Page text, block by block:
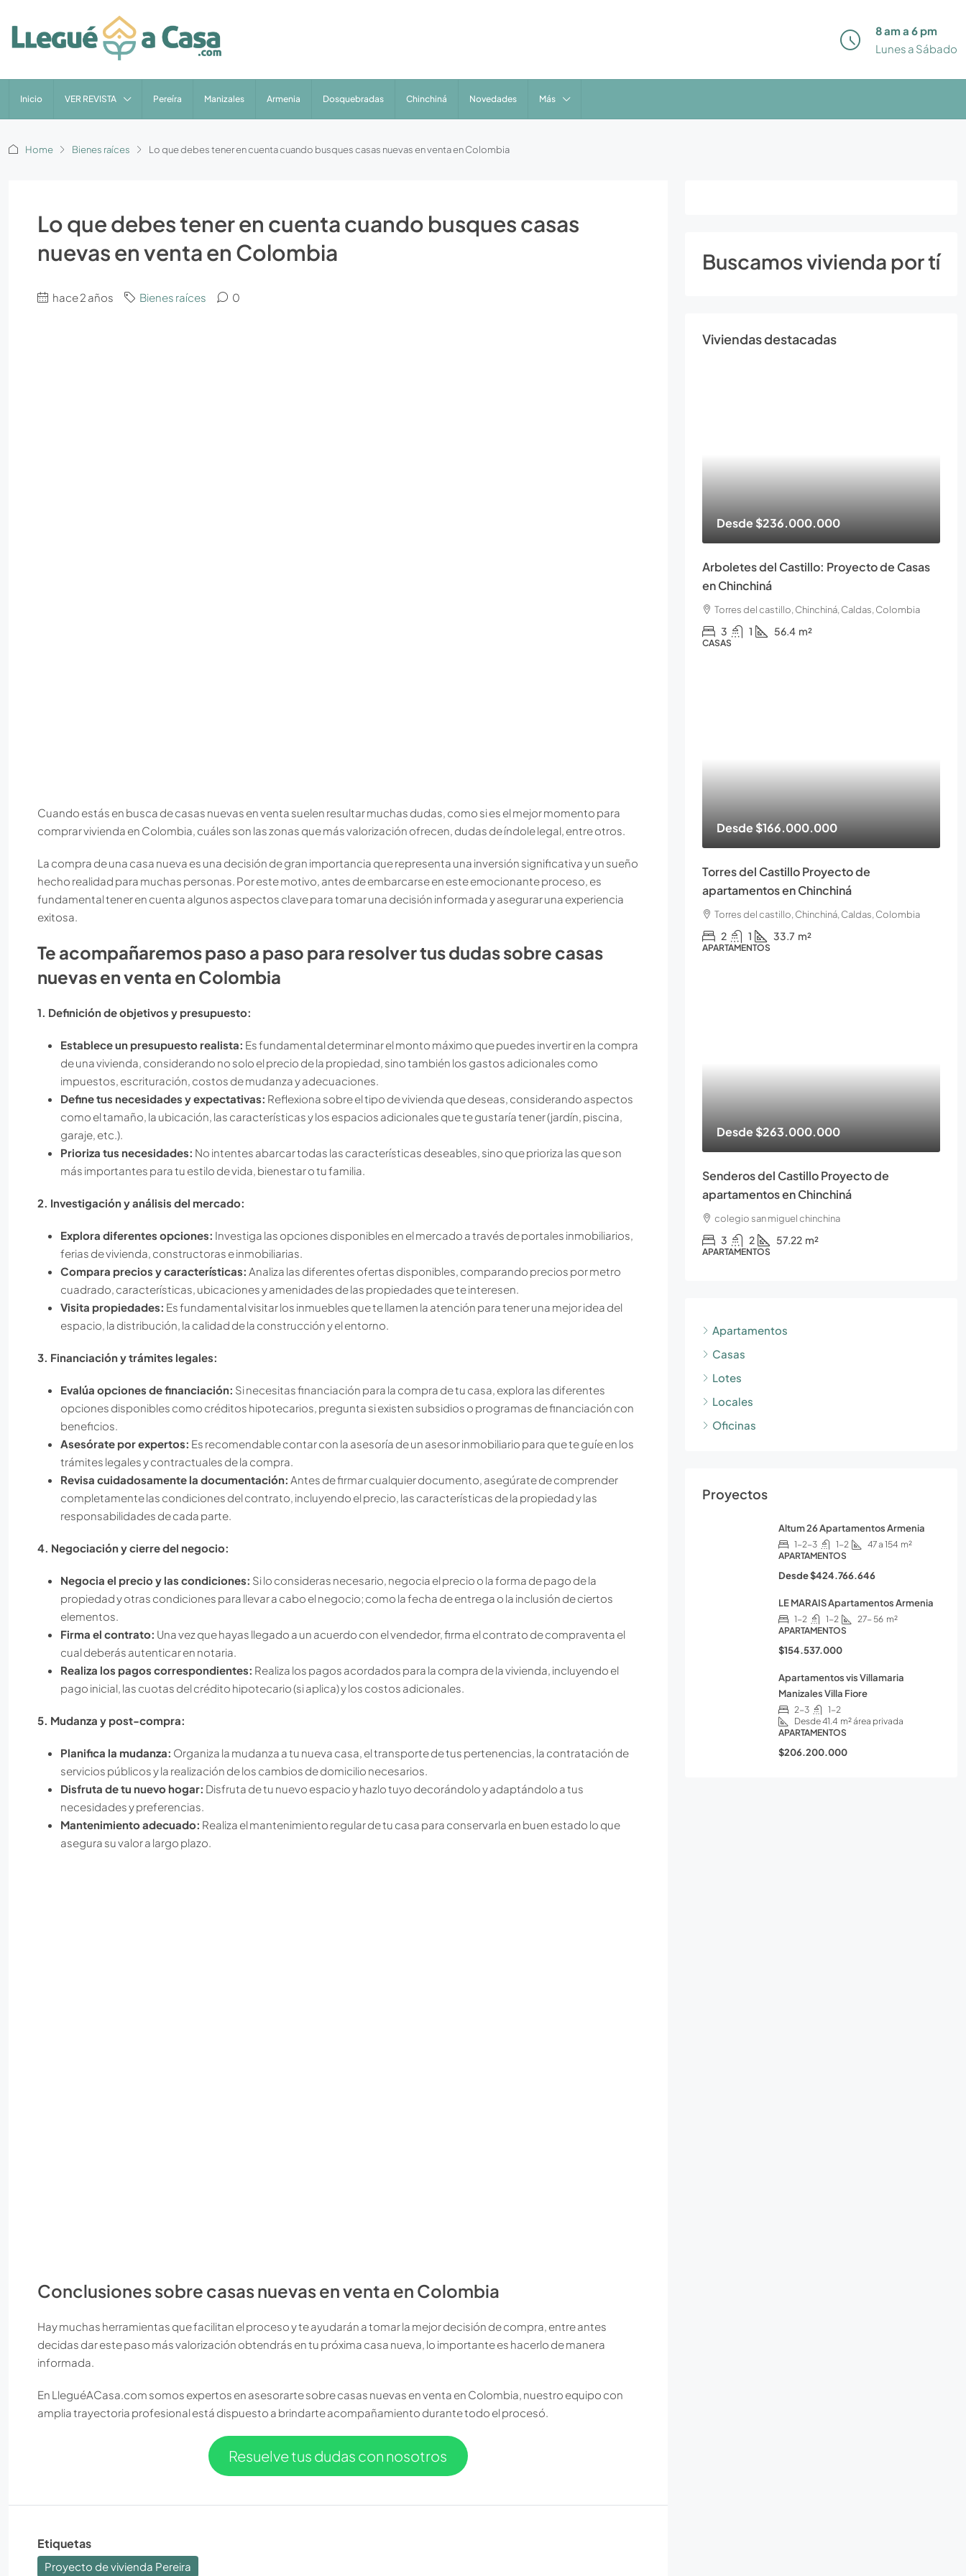
8 am a 6 pm
Lunes a Sábado
Inicio VER REVISTA Pereíra Manizales Armenia Dosquebradas Chinchiná Novedades Más
Home Bienes raíces Lo que debes tener en cuenta cuando busques casas nuevas en venta en Colombia
Lo que debes tener en cuenta cuando busques casas
nuevas en venta en Colombia
hace 2 años Bienes raíces 0
Cuando estás en busca de casas nuevas en venta suelen resultar muchas dudas, como si es el mejor momento para
comprar vivienda en Colombia, cuáles son las zonas que más valorización ofrecen, dudas de índole legal, entre otros.
La compra de una casa nueva es una decisión de gran importancia que representa una inversión significativa y un sueño
hecho realidad para muchas personas. Por este motivo, antes de embarcarse en este emocionante proceso, es
fundamental tener en cuenta algunos aspectos clave para tomar una decisión informada y asegurar una experiencia
exitosa.
Te acompañaremos paso a paso para resolver tus dudas sobre casas
nuevas en venta en Colombia
1. Definición de objetivos y presupuesto:
Establece un presupuesto realista: Es fundamental determinar el monto máximo que puedes invertir en la compra
de una vivienda, considerando no solo el precio de la propiedad, sino también los gastos adicionales como
impuestos, escrituración, costos de mudanza y adecuaciones.
Define tus necesidades y expectativas: Reflexiona sobre el tipo de vivienda que deseas, considerando aspectos
como el tamaño, la ubicación, las características y los espacios adicionales que te gustaría tener (jardín, piscina,
garaje, etc.).
Prioriza tus necesidades: No intentes abarcar todas las características deseables, sino que prioriza las que son
más importantes para tu estilo de vida, bienestar o tu familia.
2. Investigación y análisis del mercado:
Explora diferentes opciones: Investiga las opciones disponibles en el mercado a través de portales inmobiliarios,
ferias de vivienda, constructoras e inmobiliarias.
Compara precios y características: Analiza las diferentes ofertas disponibles, comparando precios por metro
cuadrado, características, ubicaciones y amenidades de las propiedades que te interesen.
Visita propiedades: Es fundamental visitar los inmuebles que te llamen la atención para tener una mejor idea del
espacio, la distribución, la calidad de la construcción y el entorno.
3. Financiación y trámites legales:
Evalúa opciones de financiación: Si necesitas financiación para la compra de tu casa, explora las diferentes
opciones disponibles como créditos hipotecarios, pregunta si existen subsidios o programas de financiación con
beneficios.
Asesórate por expertos: Es recomendable contar con la asesoría de un asesor inmobiliario para que te guíe en los
trámites legales y contractuales de la compra.
Revisa cuidadosamente la documentación: Antes de firmar cualquier documento, asegúrate de comprender
completamente las condiciones del contrato, incluyendo el precio, las características de la propiedad y las
responsabilidades de cada parte.
4. Negociación y cierre del negocio:
Negocia el precio y las condiciones: Si lo consideras necesario, negocia el precio o la forma de pago de la
propiedad y otras condiciones para llevar a cabo el negocio; como la fecha de entrega o la inclusión de ciertos
elementos.
Firma el contrato: Una vez que hayas llegado a un acuerdo con el vendedor, firma el contrato de compraventa el
cual deberás autenticar en notaria.
Realiza los pagos correspondientes: Realiza los pagos acordados para la compra de la vivienda, incluyendo el
pago inicial, las cuotas del crédito hipotecario (si aplica) y los costos adicionales.
5. Mudanza y post-compra:
Planifica la mudanza: Organiza la mudanza a tu nueva casa, el transporte de tus pertenencias, la contratación de
servicios públicos y la realización de los cambios de domicilio necesarios.
Disfruta de tu nuevo hogar: Disfruta de tu nuevo espacio y hazlo tuyo decorándolo y adaptándolo a tus
necesidades y preferencias.
Mantenimiento adecuado: Realiza el mantenimiento regular de tu casa para conservarla en buen estado lo que
asegura su valor a largo plazo.
Conclusiones sobre casas nuevas en venta en Colombia
Hay muchas herramientas que facilitan el proceso y te ayudarán a tomar la mejor decisión de compra, entre antes
decidas dar este paso más valorización obtendrás en tu próxima casa nueva, lo importante es hacerlo de manera
informada.
En LleguéACasa.com somos expertos en asesorarte sobre casas nuevas en venta en Colombia, nuestro equipo con
amplia trayectoria profesional está dispuesto a brindarte acompañamiento durante todo el procesó.
Resuelve tus dudas con nosotros
Etiquetas
Proyecto de vivienda Pereira
Buscamos vivienda por tí
Viviendas destacadas
Desde$236.000.000
Arboletes del Castillo: Proyecto de Casas
en Chinchiná
Torres del castillo, Chinchiná, Caldas, Colombia
3 1 56.4 m²
CASAS
Desde$166.000.000
Torres del Castillo Proyecto de
apartamentos en Chinchiná
Torres del castillo, Chinchiná, Caldas, Colombia
2 1 33.7 m²
APARTAMENTOS
Desde$263.000.000
Senderos del Castillo Proyecto de
apartamentos en Chinchiná
colegio san miguel chinchina
3 2 57.22 m²
APARTAMENTOS
Apartamentos
Casas
Lotes
Locales
Oficinas
Proyectos
Altum 26 Apartamentos Armenia
1-2-3 1-2 47 a 154 m²
APARTAMENTOS
Desde$424.766.646
LE MARAIS Apartamentos Armenia
1-2 1-2 27- 56 m²
APARTAMENTOS
$154.537.000
Apartamentos vis Villamaria
Manizales Villa Fiore
2-3
1-2
Desde 41.4 m² área privada
APARTAMENTOS
$206.200.000